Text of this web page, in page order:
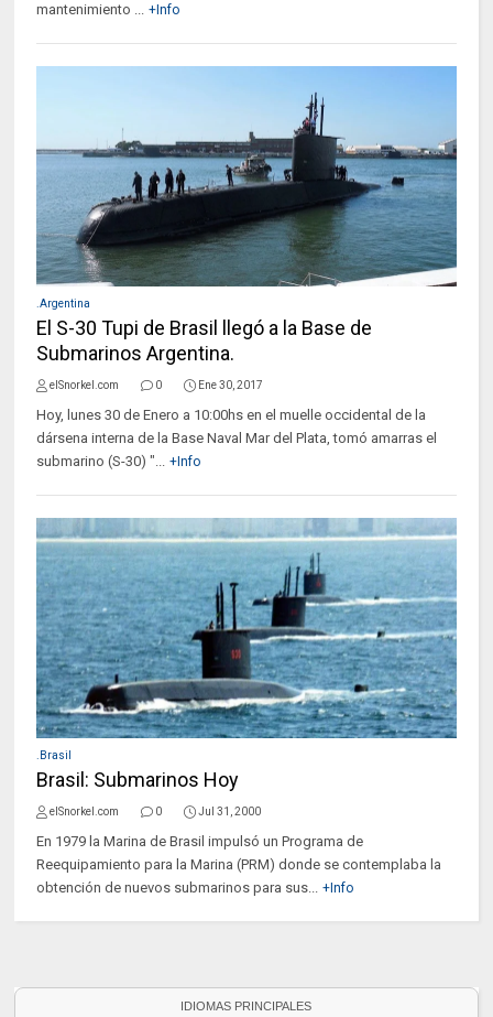
mantenimiento ... +Info
.Argentina
El S-30 Tupi de Brasil llegó a la Base de
Submarinos Argentina.
elSnorkel.com 0 Ene 30, 2017
Hoy, lunes 30 de Enero a 10:00hs en el muelle occidental de la
dársena interna de la Base Naval Mar del Plata, tomó amarras el
submarino (S-30) "... +Info
.Brasil
Brasil: Submarinos Hoy
elSnorkel.com 0 Jul 31, 2000
En 1979 la Marina de Brasil impulsó un Programa de
Reequipamiento para la Marina (PRM) donde se contemplaba la
obtención de nuevos submarinos para sus... +Info
IDIOMAS PRINCIPALES